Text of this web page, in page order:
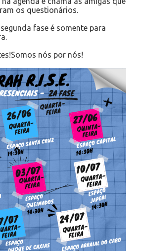
os questionários.
fase é somente para
nós por nós!